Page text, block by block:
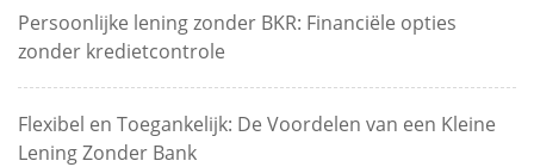
Persoonlijke lening zonder BKR: Financiële opties
zonder kredietcontrole
Flexibel en Toegankelijk: De Voordelen van een Kleine
Lening Zonder Bank